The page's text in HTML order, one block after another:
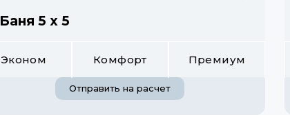
Баня 5 х 5
Эконом Комфорт Премиум
Отправить на расчет